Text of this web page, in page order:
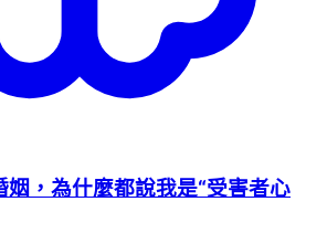
姻，為什麼都說我是“受害者心